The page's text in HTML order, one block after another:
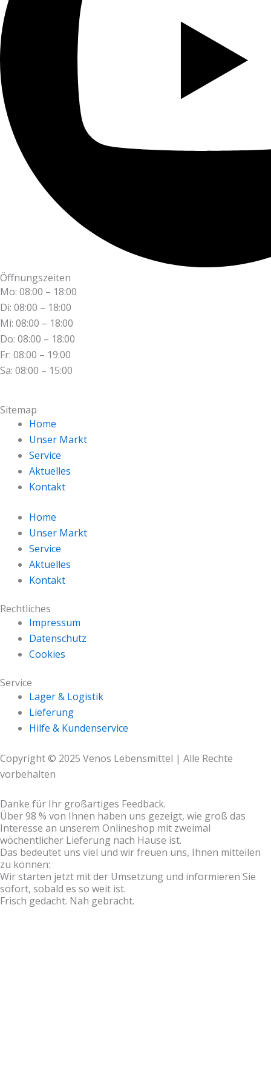
Öffnungszeiten
Mo: 08:00 – 18:00
Di: 08:00 – 18:00
Mi: 08:00 – 18:00
Do: 08:00 – 18:00
Fr: 08:00 – 19:00
Sa: 08:00 – 15:00
Sitemap
Home
Unser Markt
Service
Aktuelles
Kontakt
Home
Unser Markt
Service
Aktuelles
Kontakt
Rechtliches
Impressum
Datenschutz
Cookies
Service
Lager & Logistik
Lieferung
Hilfe & Kundenservice
Copyright © 2025 Venos Lebensmittel | Alle Rechte
vorbehalten
Danke für Ihr großartiges Feedback.
Über 98 % von Ihnen haben uns gezeigt, wie groß das
Interesse an unserem Onlineshop mit zweimal
wöchentlicher Lieferung nach Hause ist.
Das bedeutet uns viel und wir freuen uns, Ihnen mitteilen
zu können:
Wir starten jetzt mit der Umsetzung und informieren Sie
sofort, sobald es so weit ist.
Frisch gedacht. Nah gebracht.